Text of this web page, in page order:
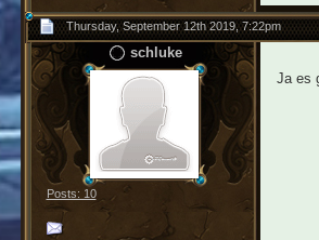
Thursday, September 12th 2019, 7:22pm
schluke
Posts: 10
Ja es